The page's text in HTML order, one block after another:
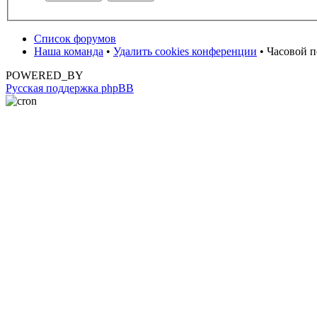
Список форумов
Наша команда • Удалить cookies конференции • Часовой
POWERED_BY
Русская поддержка phpBB